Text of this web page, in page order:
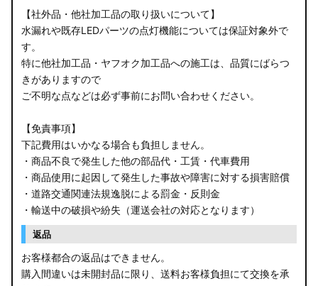
【社外品・他社加工品の取り扱いについて】
水漏れや既存LEDパーツの点灯機能については保証対象外で
す。
特に他社加工品・ヤフオク加工品への施工は、品質にばらつ
きがありますので
ご不明な点などは必ず事前にお問い合わせください。
【免責事項】
下記費用はいかなる場合も負担しません。
・商品不良で発生した他の部品代・工賃・代車費用
・商品使用に起因して発生した事故や障害に対する損害賠償
・道路交通関連法規逸脱による罰金・反則金
・輸送中の破損や紛失（運送会社の対応となります）
返品
お客様都合の返品はできません。
購入間違いは未開封品に限り、送料お客様負担にて交換を承